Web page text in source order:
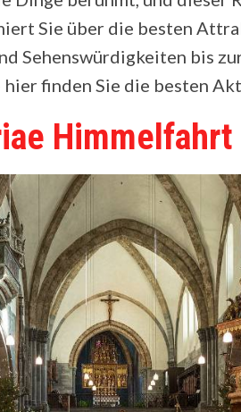
Sie über die besten
Sehenswürdigkeiten bis
hier finden Sie die besten
Himmelfahrt